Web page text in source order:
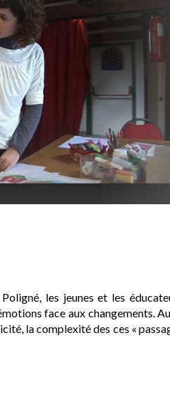
les jeunes et les
face aux changements.
la complexité des ces «